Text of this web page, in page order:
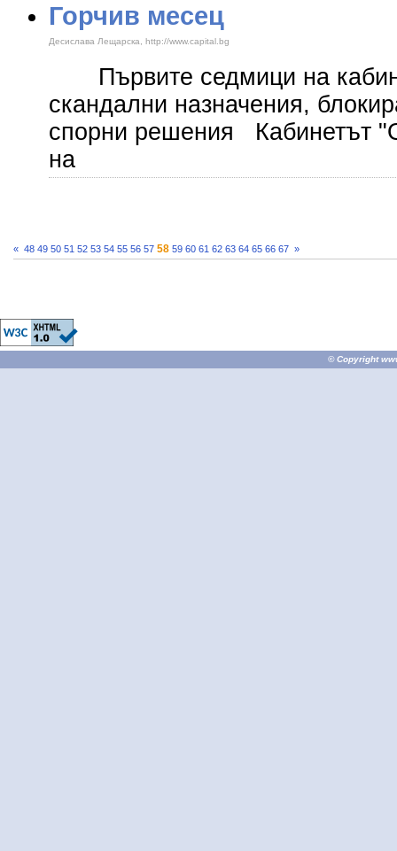
Горчив месец
Десислава Лещарска, http://www.capital.bg
Първите седмици на
скандални назначения,
спорни решения Кабинетът
на
« 48 49 50 51 52 53 54 55 56 57 58 59 60 61 62 63 64 65 66 67 »
© Copyright